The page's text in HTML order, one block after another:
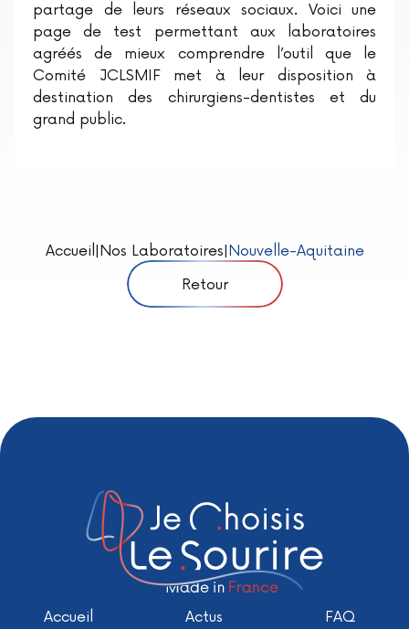
partage de leurs réseaux sociaux. Voici une
page de test permettant aux laboratoires
agréés de mieux comprendre l’outil que le
Comité JCLSMIF met à leur disposition à
destination des chirurgiens-dentistes et du
grand public.
Accueil Nos Laboratoires Nouvelle-Aquitaine
Retour
Accueil Actus FAQ